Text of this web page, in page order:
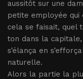
aussitôt sur une
petite employée qui
cela se faisait, quel
ton dans la
s’élança en
naturelle.
Alors la partie la